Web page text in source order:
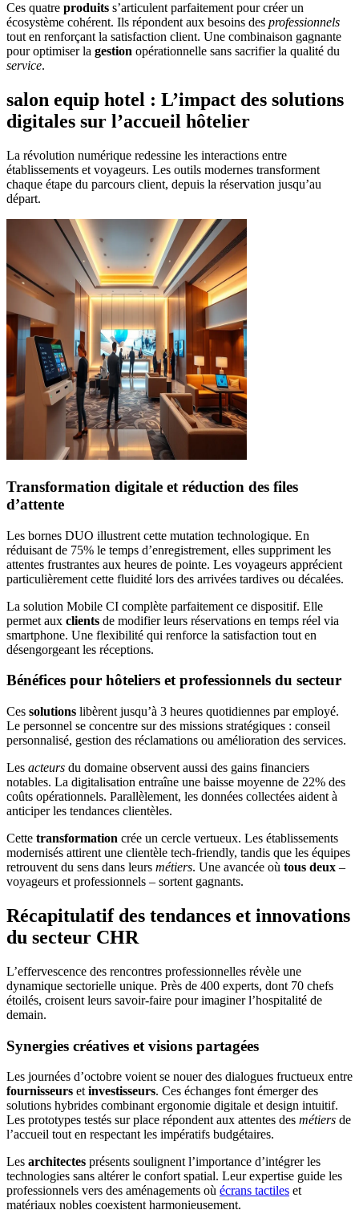
Ces quatre produits s’articulent parfaitement pour créer un
écosystème cohérent. Ils répondent aux besoins des professionnels
tout en renforçant la satisfaction client. Une combinaison gagnante
pour optimiser la gestion opérationnelle sans sacrifier la qualité du
service.
salon equip hotel : L’impact des solutions
digitales sur l’accueil hôtelier
La révolution numérique redessine les interactions entre
établissements et voyageurs. Les outils modernes transforment
chaque étape du parcours client, depuis la réservation jusqu’au
départ.
Transformation digitale et réduction des files
d’attente
Les bornes DUO illustrent cette mutation technologique. En
réduisant de 75% le temps d’enregistrement, elles suppriment les
attentes frustrantes aux heures de pointe. Les voyageurs apprécient
particulièrement cette fluidité lors des arrivées tardives ou décalées.
La solution Mobile CI complète parfaitement ce dispositif. Elle
permet aux clients de modifier leurs réservations en temps réel via
smartphone. Une flexibilité qui renforce la satisfaction tout en
désengorgeant les réceptions.
Bénéfices pour hôteliers et professionnels du secteur
Ces solutions libèrent jusqu’à 3 heures quotidiennes par employé.
Le personnel se concentre sur des missions stratégiques : conseil
personnalisé, gestion des réclamations ou amélioration des services.
Les acteurs du domaine observent aussi des gains financiers
notables. La digitalisation entraîne une baisse moyenne de 22% des
coûts opérationnels. Parallèlement, les données collectées aident à
anticiper les tendances clientèles.
Cette transformation crée un cercle vertueux. Les établissements
modernisés attirent une clientèle tech-friendly, tandis que les équipes
retrouvent du sens dans leurs métiers. Une avancée où tous deux –
voyageurs et professionnels – sortent gagnants.
Récapitulatif des tendances et innovations
du secteur CHR
L’effervescence des rencontres professionnelles révèle une
dynamique sectorielle unique. Près de 400 experts, dont 70 chefs
étoilés, croisent leurs savoir-faire pour imaginer l’hospitalité de
demain.
Synergies créatives et visions partagées
Les journées d’octobre voient se nouer des dialogues fructueux entre
fournisseurs et investisseurs. Ces échanges font émerger des
solutions hybrides combinant ergonomie digitale et design intuitif.
Les prototypes testés sur place répondent aux attentes des métiers de
l’accueil tout en respectant les impératifs budgétaires.
Les architectes présents soulignent l’importance d’intégrer les
technologies sans altérer le confort spatial. Leur expertise guide les
professionnels vers des aménagements où écrans tactiles et
matériaux nobles coexistent harmonieusement.